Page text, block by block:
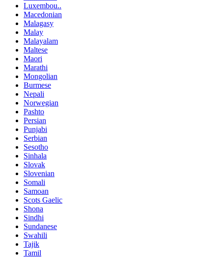
Luxembou..
Macedonian
Malagasy
Malay
Malayalam
Maltese
Maori
Marathi
Mongolian
Burmese
Nepali
Norwegian
Pashto
Persian
Punjabi
Serbian
Sesotho
Sinhala
Slovak
Slovenian
Somali
Samoan
Scots Gaelic
Shona
Sindhi
Sundanese
Swahili
Tajik
Tamil